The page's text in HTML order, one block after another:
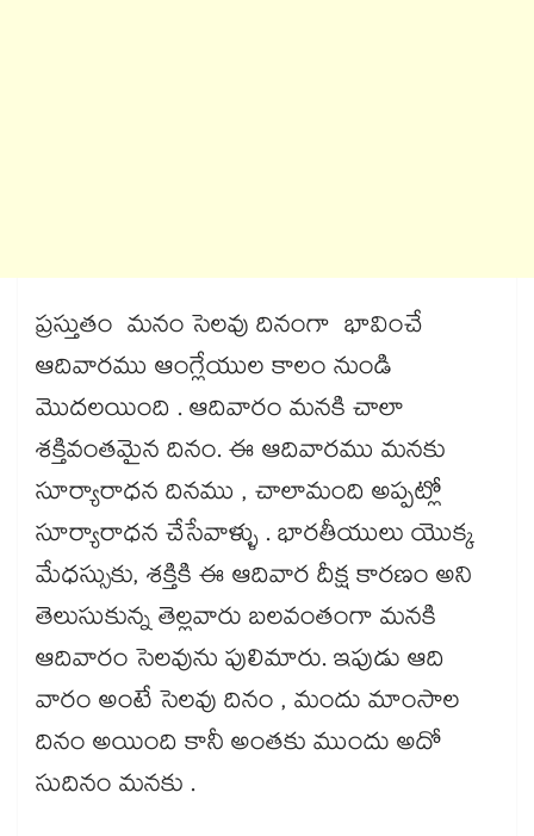
ప్రస్తుతం మనం సెలవు దినంగా భావించే
ఆదివారము ఆంగ్లేయుల కాలం నుండి
మొదలయింది . ఆదివారం మనకి చాలా
శక్తివంతమైన దినం. ఈ ఆదివారము మనకు
సూర్యారాధన దినము , చాలామంది అప్పట్లో
సూర్యారాధన చేసేవాళ్ళు . భారతీయులు యొక్క
మేధస్సుకు, శక్తికి ఈ ఆదివార దీక్ష కారణం అని
తెలుసుకున్న తెల్లవారు బలవంతంగా మనకి
ఆదివారం సెలవును పులిమారు. ఇపుడు ఆది
వారం అంటే సెలవు దినం , మందు మాంసాల
దినం అయింది కానీ అంతకు ముందు అదో
సుదినం మనకు .